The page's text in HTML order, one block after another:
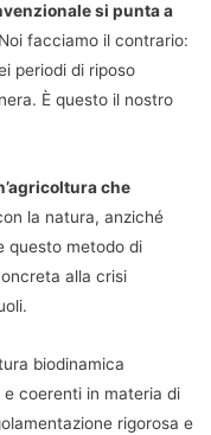
si punta a
Noi facciamo il contrario:
periodi di riposo
È questo il nostro
che
la natura, anziché
questo metodo di
alla crisi
biodinamica
coerenti in materia di
rigorosa e